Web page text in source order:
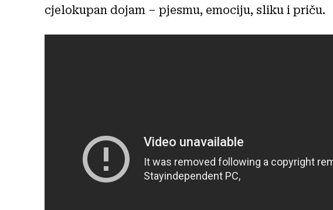
cjelokupan dojam – pjesmu, emociju, sliku i priču.